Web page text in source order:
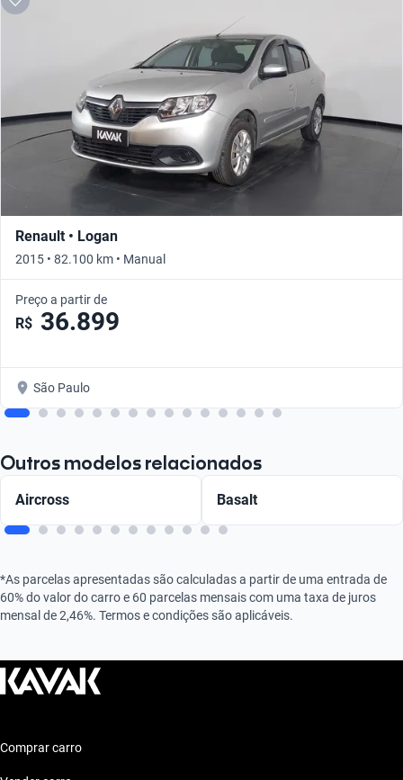
Renault • Logan
2015 • 82.100 km • Manual
Preço a partir de
R$ 36.899
São Paulo
Outros modelos relacionados
Aircross Basalt
*As parcelas apresentadas são calculadas a partir de uma entrada de
60% do valor do carro e 60 parcelas mensais com uma taxa de juros
mensal de 2,46%. Termos e condições são aplicáveis.
Comprar carro